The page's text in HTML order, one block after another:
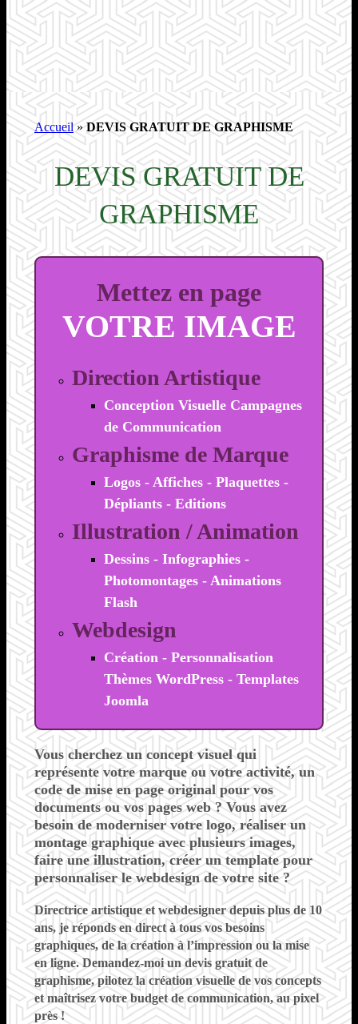
Accueil»DEVIS GRATUIT DE GRAPHISME
DEVIS GRATUIT DE
GRAPHISME
Mettez en page
VOTRE IMAGE
Direction Artistique
Conception Visuelle Campagnes
de Communication
Graphisme de Marque
Logos - Affiches - Plaquettes -
Dépliants - Editions
Illustration / Animation
Dessins - Infographies -
Photomontages - Animations
Flash
Webdesign
Création - Personnalisation
Thèmes WordPress - Templates
Joomla
Vous cherchezun concept visuel qui
représente votre marque ou votre activité, un
code de mise en page original pour vos
documents ou vos pages web ?Vous avez
besoin de moderniser votre logo, réaliser un
montage graphique avec plusieurs images,
faire une illustration, créer un template pour
personnaliser le webdesign de votre site ?
Directrice artistique et webdesigner depuis plus de 10
ans, je réponds en direct à tous vos besoins
graphiques, de la création à l’impression ou la mise
en ligne. Demandez-moi un devis gratuit de
graphisme,pilotez la création visuelle de vos concepts
et maîtrisez votre budget de communication, au pixel
près !